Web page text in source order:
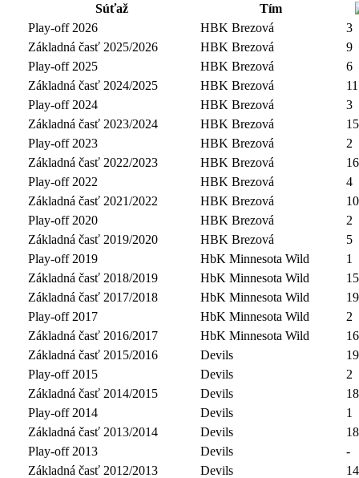
Súťaž
Tím
Play-off 2026
HBK Brezová
3
Základná časť 2025/2026
HBK Brezová
9
Play-off 2025
HBK Brezová
6
Základná časť 2024/2025
HBK Brezová
11
Play-off 2024
HBK Brezová
3
Základná časť 2023/2024
HBK Brezová
15
Play-off 2023
HBK Brezová
2
Základná časť 2022/2023
HBK Brezová
16
Play-off 2022
HBK Brezová
4
Základná časť 2021/2022
HBK Brezová
10
Play-off 2020
HBK Brezová
2
Základná časť 2019/2020
HBK Brezová
5
Play-off 2019
HbK Minnesota Wild
1
Základná časť 2018/2019
HbK Minnesota Wild
15
Základná časť 2017/2018
HbK Minnesota Wild
19
Play-off 2017
HbK Minnesota Wild
2
Základná časť 2016/2017
HbK Minnesota Wild
16
Základná časť 2015/2016
Devils
19
Play-off 2015
Devils
2
Základná časť 2014/2015
Devils
18
Play-off 2014
Devils
1
Základná časť 2013/2014
Devils
18
Play-off 2013
Devils
-
Základná časť 2012/2013
Devils
14